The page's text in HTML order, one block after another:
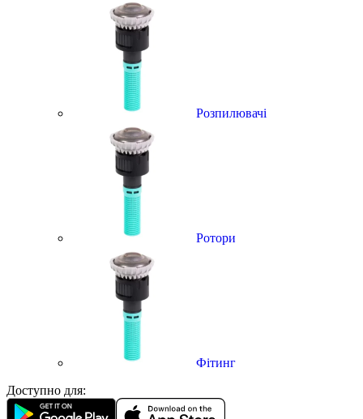
Розпилювачі
Ротори
Фітинг
Доступно для: